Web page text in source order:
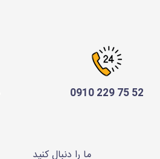
52 75 229 0910
ما را دنبال کنید